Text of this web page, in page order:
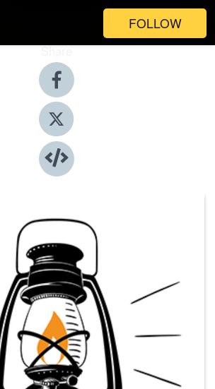
FOLLOW
Share